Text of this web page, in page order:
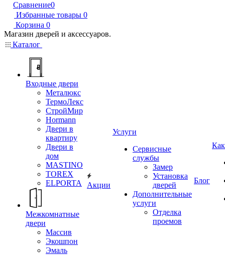
Сравнение0
Избранные товары 0
Корзина 0
Магазин дверей и аксессуаров.
Каталог
Входные двери
Металюкс
ТермоЛекс
СтройМир
Hormann
Двери в
квартиру
Двери в
дом
MASTINO
TOREX
ELPORTA
Межкомнатные
двери
Массив
Экошпон
Эмаль
Акции
Услуги
Сервисные
службы
Замер
Установка
дверей
Дополнительные
услуги
Отделка
проемов
Блог